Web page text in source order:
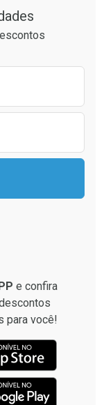
sem Desconto
e confira
para você!